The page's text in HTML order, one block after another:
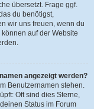
übersetzt. Frage ggf.
du benötigst,
wir uns freuen, wenn du
auf der Website
angezeigt werden?
Benutzernamen stehen.
Oft sind dies Sterne,
Status im Forum